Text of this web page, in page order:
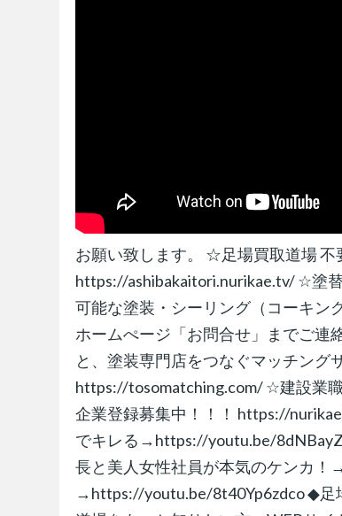
お願い致します。 ☆足場買取道場 不
https://ashibakaitori.nurikae.tv/ ☆塗
可能な塗装・シーリング（コーキン
ホームぺージ「お問合せ」までご
と、塗装専門店をつなぐマッチング
https://tosomatching.com/ ☆建設業
企業登録募集中！！！ https://
でキレる→https://youtu.be/
長と美人女性社員が本気のケンカ
→https://youtu.be/8t40Yp6zdco ◆足